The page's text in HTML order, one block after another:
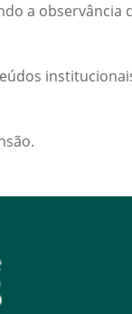
a observância